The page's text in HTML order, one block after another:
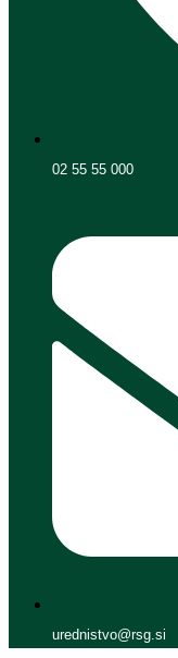
02 55 55 000
urednistvo@rsg.si